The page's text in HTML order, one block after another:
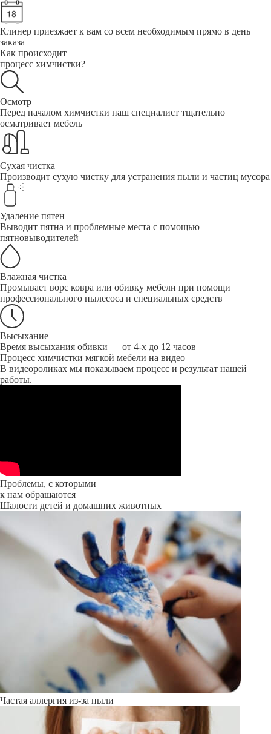
Клинер приезжает к вам со всем необходимым прямо в день
заказа
Как происходит
процесс химчистки?
Осмотр
Перед началом химчистки наш специалист тщательно
осматривает мебель
Сухая чистка
Производит сухую чистку для устранения пыли и частиц мусора
Удаление пятен
Выводит пятна и проблемные места с помощью
пятновыводителей
Влажная чистка
Промывает ворс ковра или обивку мебели при помощи
профессионального пылесоса и специальных средств
Высыхание
Время высыхания обивки — от 4-х до 12 часов
Процесс химчистки мягкой мебели на видео
В видеороликах мы показываем процесс и результат нашей
работы.
Проблемы, с которыми
к нам обращаются
Шалости детей и домашних животных
Частая аллергия из-за пыли